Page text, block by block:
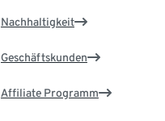
Nachhaltigkeit
Geschäftskunden
Affiliate Programm